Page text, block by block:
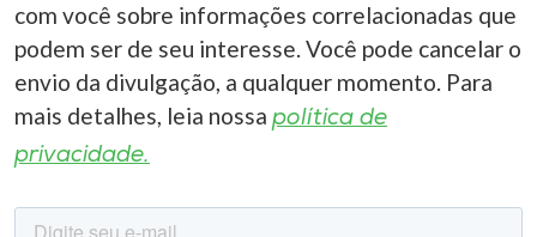
com você sobre informações correlacionadas que
podem ser de seu interesse. Você pode cancelar o
envio da divulgação, a qualquer momento. Para
mais detalhes, leia nossa política de
privacidade.